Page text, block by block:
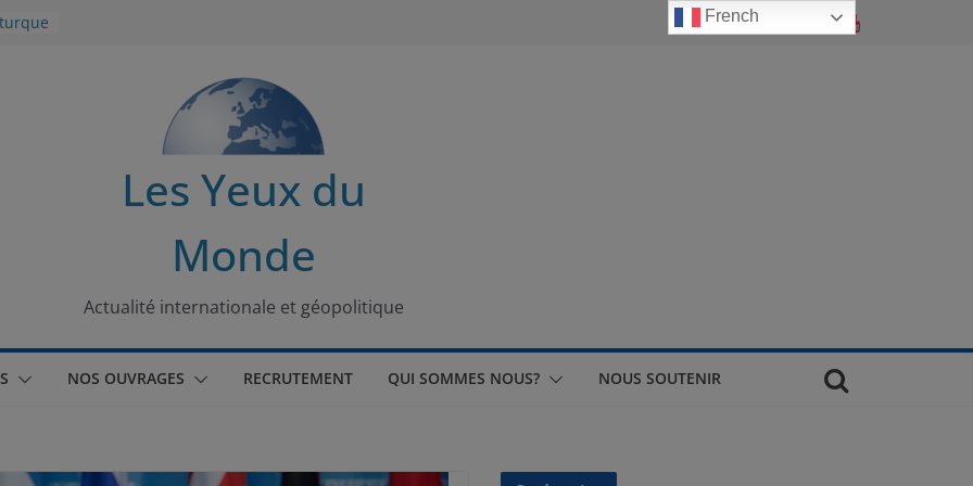
Les Yeux du
Monde
Actualité internationale et géopolitique
NOS OUVRAGES RECRUTEMENT QUI SOMMES NOUS? NOUS SOUTENIR
French